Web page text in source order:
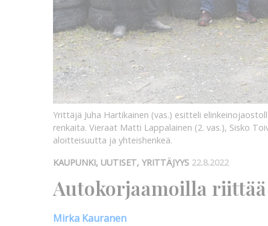
Yrittäjä Juha Hartikainen (vas.) esitteli
renkaita. Vieraat Matti Lappalainen (2. vas.), Sisko
aloitteisuutta ja yhteishenkeä.
KAUPUNKI, UUTISET, YRITTÄJYYS 22.8.2022
Autokorjaamoilla
Mirka Kauranen